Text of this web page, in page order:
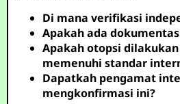
Di mana verifikasi
Apakah ada
Apakah otopsi
memenuhi standar
Dapatkah pengamat
mengkonfirmasi ini?